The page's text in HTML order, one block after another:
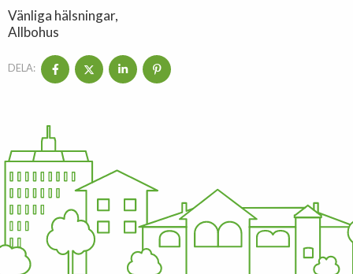
Vänliga hälsningar,
Allbohus
DELA: